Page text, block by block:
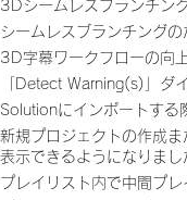
3Dシームレスブランチン
シームレスブランチング
3D字幕ワークフローの向
「Detect Warning(s)」ダ
Solutionにインポートする
新規プロジェクトの作成
表示できるようになりまし
プレイリスト内で中間プ